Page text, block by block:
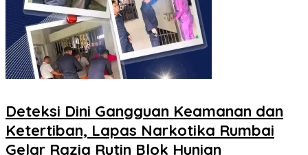
Deteksi Dini Gangguan Keamanan dan
Ketertiban, Lapas Narkotika Rumbai
Gelar Razia Rutin Blok Hunian